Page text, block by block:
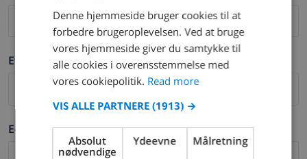
Efternavn *
E-mail *
DUTCH
SPANISH
ITALIAN
Denne hjemmeside bruger cookies til at
forbedre brugeroplevelsen. Ved at bruge
vores hjemmeside giver du samtykke til
alle cookies i overensstemmelse med
vores cookiepolitik. Read more
VIS ALLE PARTNERE (1913) →
Absolut
nødvendige
Ydeevne Målretning